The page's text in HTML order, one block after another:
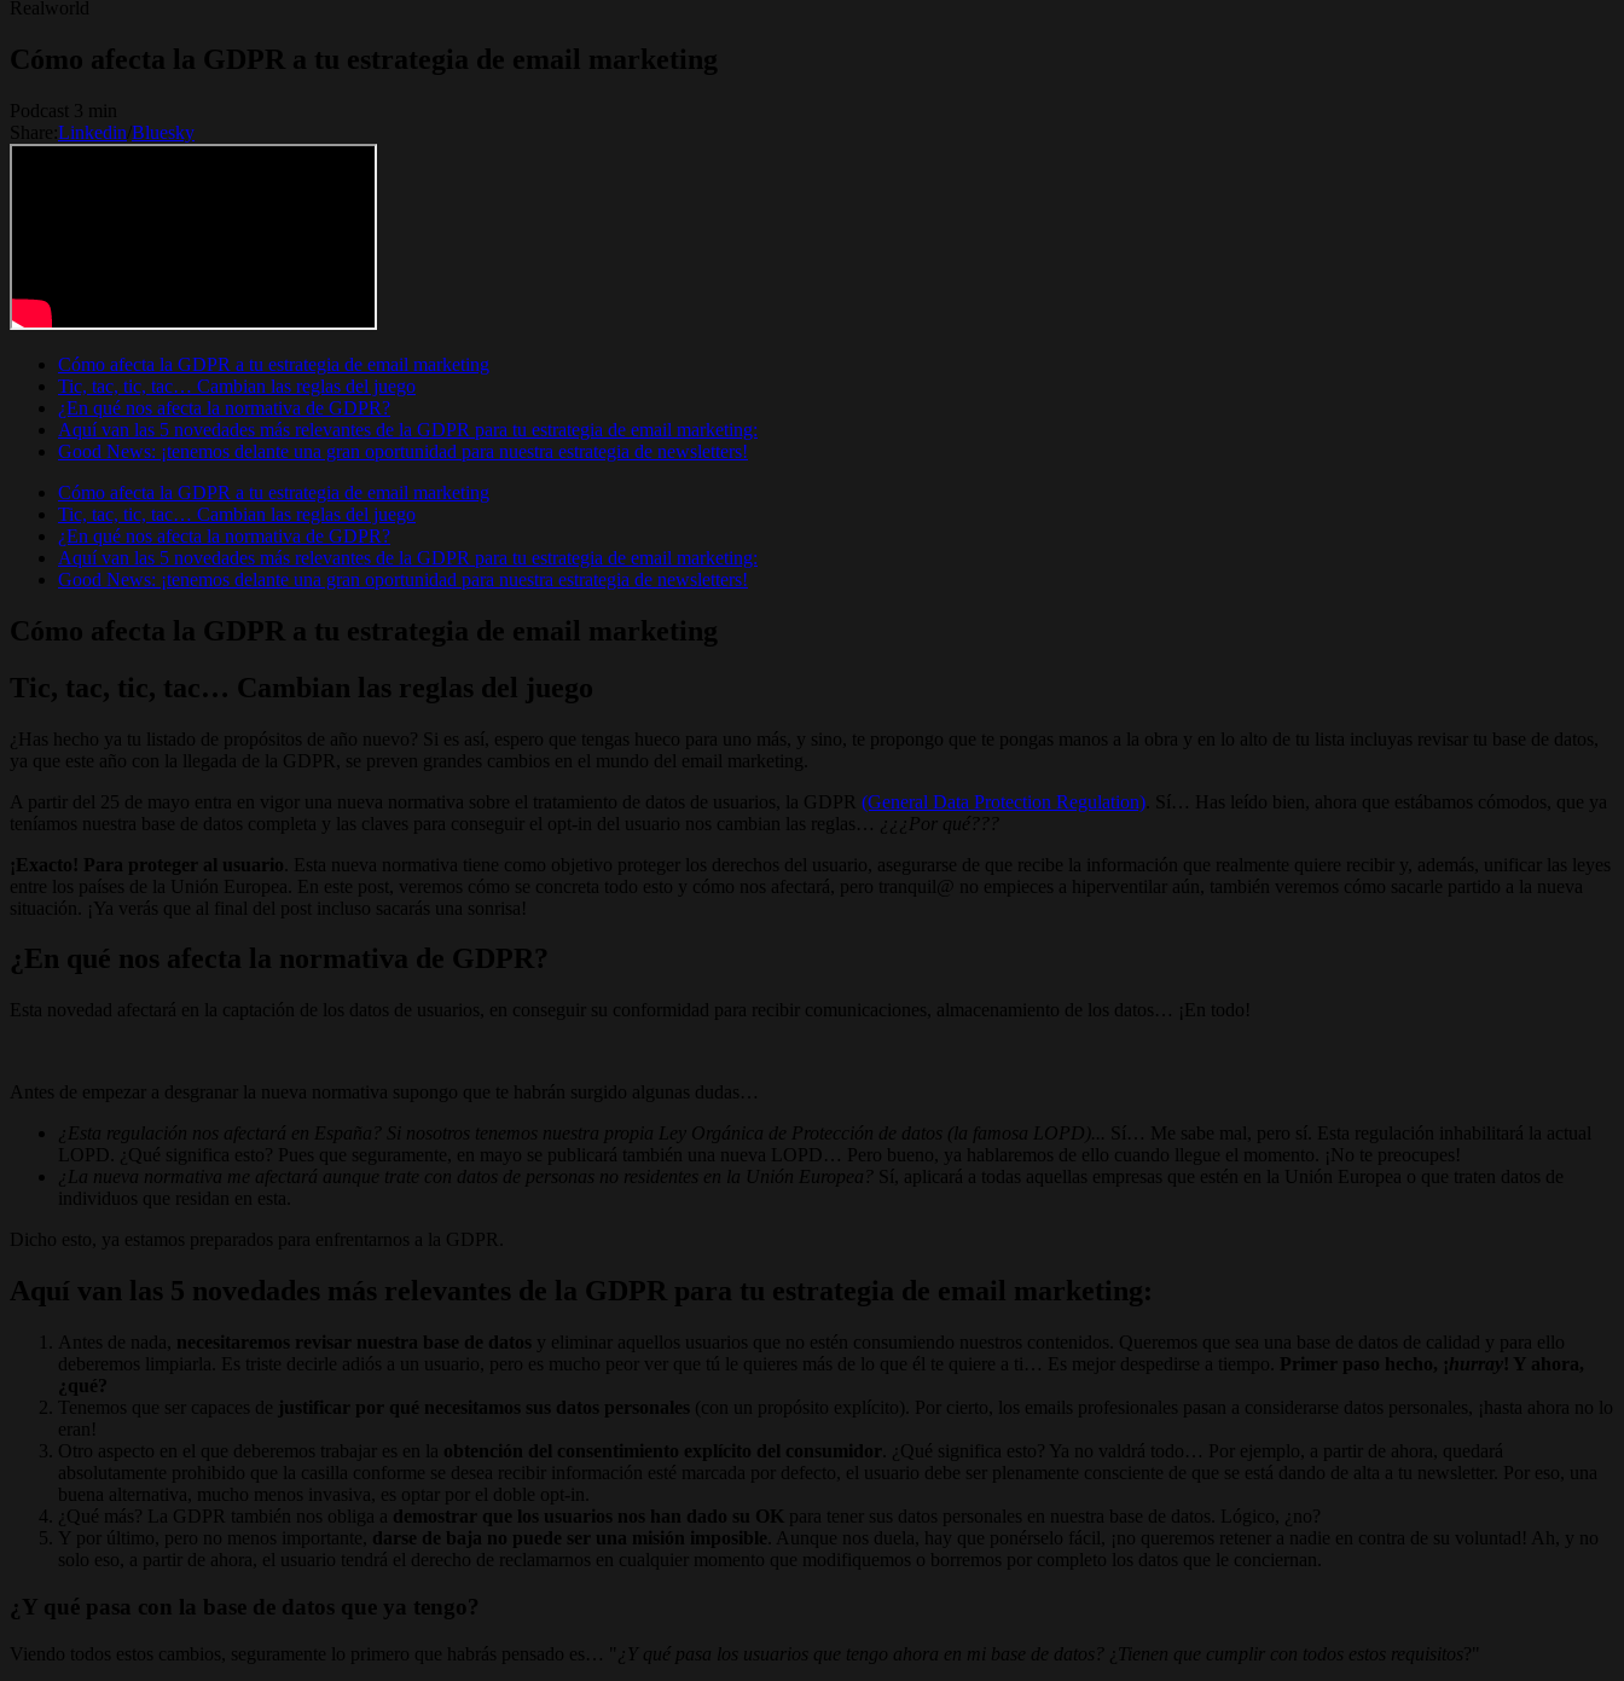
Realworld
Cómo afecta la GDPR a tu estrategia de email marketing
Podcast 3 min
Share: Linkedin Bluesky
Cómo afecta la GDPR a tu estrategia de email marketing
Tic, tac, tic, tac… Cambian las reglas del juego
¿En qué nos afecta la normativa de GDPR?
Aquí van las 5 novedades más relevantes de la GDPR para tu estrategia de email marketing:
Good News: ¡tenemos delante una gran oportunidad para nuestra estrategia de newsletters!
Cómo afecta la GDPR a tu estrategia de email marketing
Tic, tac, tic, tac… Cambian las reglas del juego
¿En qué nos afecta la normativa de GDPR?
Aquí van las 5 novedades más relevantes de la GDPR para tu estrategia de email marketing:
Good News: ¡tenemos delante una gran oportunidad para nuestra estrategia de newsletters!
Cómo afecta la GDPR a tu estrategia de email marketing
Tic, tac, tic, tac… Cambian las reglas del juego
¿Has hecho ya tu listado de propósitos de año nuevo? Si es así, espero que tengas hueco para uno más, y sino, te propongo que te pongas manos a la obra y en lo alto de tu lista incluyas revisar tu base de datos,
ya que este año con la llegada de la GDPR, se preven grandes cambios en el mundo del email marketing.
A partir del 25 de mayo entra en vigor una nueva normativa sobre el tratamiento de datos de usuarios, la GDPR (General Data Protection Regulation) . Sí… Has leído bien, ahora que estábamos cómodos, que ya
teníamos nuestra base de datos completa y las claves para conseguir el opt-in del usuario nos cambian las reglas…
¿¿¿Por qué???
¡Exacto! Para proteger al usuario . Esta nueva normativa tiene como objetivo proteger los derechos del usuario, asegurarse de que recibe la información que realmente quiere recibir y, además, unificar las leyes
entre los países de la Unión Europea. En este post, veremos cómo se concreta todo esto y cómo nos afectará, pero tranquil@ no empieces a hiperventilar aún, también veremos cómo sacarle partido a la nueva
situación. ¡Ya verás que al final del post incluso sacarás una sonrisa!
¿En qué nos afecta la normativa de GDPR?
Esta novedad afectará en la captación de los datos de usuarios, en conseguir su conformidad para recibir comunicaciones, almacenamiento de los datos… ¡En todo!
Antes de empezar a desgranar la nueva normativa supongo que te habrán surgido algunas dudas…
¿Esta regulación nos afectará en España? Si nosotros tenemos nuestra propia Ley Orgánica de Protección de datos (la famosa LOPD)... Sí… Me sabe mal, pero sí. Esta regulación inhabilitará la actual
LOPD. ¿Qué significa esto? Pues que seguramente, en mayo se publicará también una nueva LOPD… Pero bueno, ya hablaremos de ello cuando llegue el momento. ¡No te preocupes!
¿La nueva normativa me afectará aunque trate con datos de personas no residentes en la Unión Europea?
Sí, aplicará a todas aquellas empresas que estén en la Unión Europea o que traten datos de
individuos que residan en esta.
Dicho esto, ya estamos preparados para enfrentarnos a la GDPR.
Aquí van las 5 novedades más relevantes de la GDPR para tu estrategia de email marketing:
Antes de nada, necesitaremos revisar nuestra base de datos y eliminar aquellos usuarios que no estén consumiendo nuestros contenidos. Queremos que sea una base de datos de calidad y para ello
deberemos limpiarla. Es triste decirle adiós a un usuario, pero es mucho peor ver que tú le quieres más de lo que él te quiere a ti… Es mejor despedirse a tiempo.
Primer paso hecho, ¡hurray! Y ahora,
¿qué?
Tenemos que ser capaces de justificar por qué necesitamos sus datos personales (con un propósito explícito). Por cierto, los emails profesionales pasan a considerarse datos personales, ¡hasta ahora no lo
eran!
Otro aspecto en el que deberemos trabajar es en la obtención del consentimiento explícito del consumidor
. ¿Qué significa esto? Ya no valdrá todo… Por ejemplo, a partir de ahora, quedará
absolutamente prohibido que la casilla conforme se desea recibir información esté marcada por defecto, el usuario debe ser plenamente consciente de que se está dando de alta a tu newsletter. Por eso, una
buena alternativa, mucho menos invasiva, es optar por el doble opt-in.
¿Qué más? La GDPR también nos obliga a demostrar que los usuarios nos han dado su OK
para tener sus datos personales en nuestra base de datos. Lógico, ¿no?
Y por último, pero no menos importante, darse de baja no puede ser una misión imposible . Aunque nos duela, hay que ponérselo fácil, ¡no queremos retener a nadie en contra de su voluntad! Ah, y no
solo eso, a partir de ahora, el usuario tendrá el derecho de reclamarnos en cualquier momento que modifiquemos o borremos por completo los datos que le conciernan.
¿Y qué pasa con la base de datos que ya tengo?
Viendo todos estos cambios, seguramente lo primero que habrás pensado es… " ¿Y qué pasa los usuarios que tengo ahora en mi base de datos? Tienen que cumplir con todos estos requisitos ?"